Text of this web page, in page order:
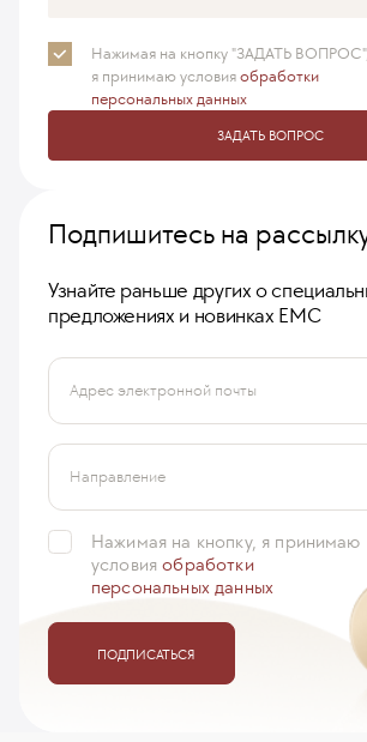
Нажимая на кнопку "ЗАДАТЬ ВОПРОС",
я принимаюусловияобработки
персональных данных
ЗАДАТЬ ВОПРОС
Подпишитесь на
Узнайте раньше других о
предложениях и новинках ЕМС
Адрес электронной почты
Направление
Нажимая на кнопку, я принимаю
условияобработки
персональных данных
ПОДПИСАТЬСЯ